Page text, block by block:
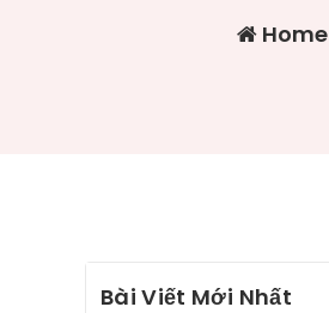
Home
Bài Viết Mới Nhất